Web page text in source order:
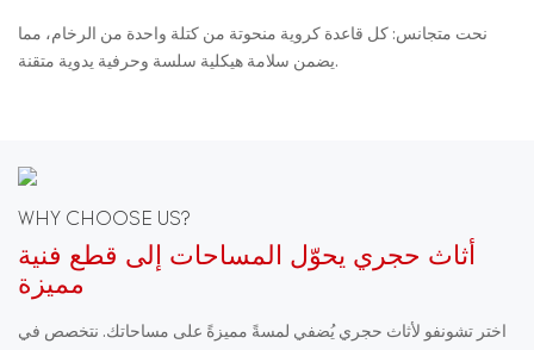
نحت متجانس: كل قاعدة كروية منحوتة من كتلة واحدة من الرخام، مما
يضمن سلامة هيكلية سلسة وحرفية يدوية متقنة.
WHY CHOOSE US?
أثاث حجري يحوّل المساحات إلى قطع فنية
مميزة
اختر تشونفو لأثاث حجري يُضفي لمسةً مميزةً على مساحاتك. نتخصص في